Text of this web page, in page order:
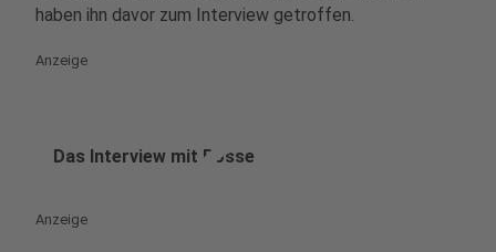
haben ihn davor zum Interview getroffen.
Anzeige
play_circle
Das Interview mit Bosse
Anzeige